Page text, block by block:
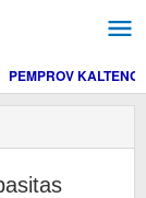
PEMPROV KALTENG